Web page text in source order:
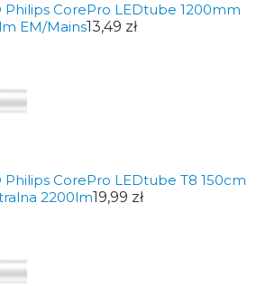
Philips CorePro LEDtube 1200mm
EM/Mains13,49 zł
Philips CorePro LEDtube T8 150cm
2200lm19,99 zł